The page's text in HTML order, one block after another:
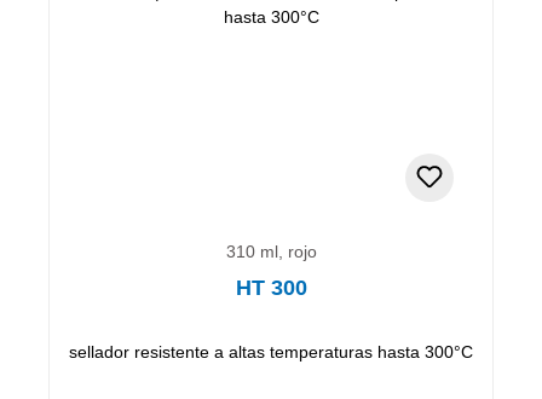
310 ml, rojo
HT 300
sellador resistente a altas temperaturas hasta 300°C